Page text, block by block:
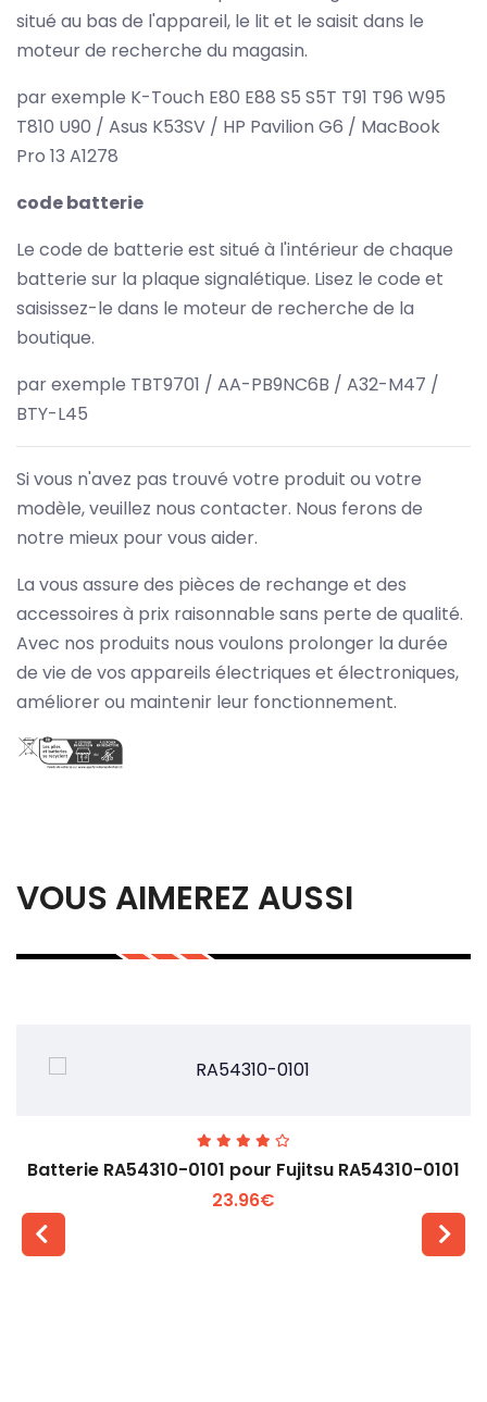
situé au bas de l'appareil, le lit et le saisit dans le
moteur de recherche du magasin.
par exemple K-Touch E80 E88 S5 S5T T91 T96 W95
T810 U90 / Asus K53SV / HP Pavilion G6 / MacBook
Pro 13 A1278
code batterie
Le code de batterie est situé à l'intérieur de chaque
batterie sur la plaque signalétique. Lisez le code et
saisissez-le dans le moteur de recherche de la
boutique.
par exemple TBT9701 / AA-PB9NC6B / A32-M47 /
BTY-L45
Si vous n'avez pas trouvé votre produit ou votre
modèle, veuillez nous contacter. Nous ferons de
notre mieux pour vous aider.
La vous assure des pièces de rechange et des
accessoires à prix raisonnable sans perte de qualité.
Avec nos produits nous voulons prolonger la durée
de vie de vos appareils électriques et électroniques,
améliorer ou maintenir leur fonctionnement.
VOUS AIMEREZ AUSSI
Batterie RA54310-0101 pour Fujitsu RA54310-0101
23.96€